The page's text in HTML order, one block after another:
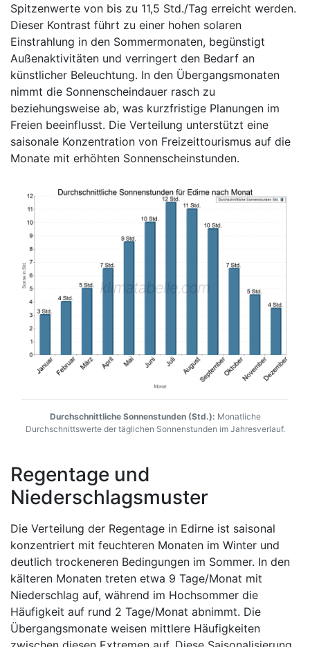
Spitzenwerte von bis zu 11,5 Std./Tag erreicht werden.
Dieser Kontrast führt zu einer hohen solaren
Einstrahlung in den Sommermonaten, begünstigt
Außenaktivitäten und verringert den Bedarf an
künstlicher Beleuchtung. In den Übergangsmonaten
nimmt die Sonnenscheindauer rasch zu
beziehungsweise ab, was kurzfristige Planungen im
Freien beeinflusst. Die Verteilung unterstützt eine
saisonale Konzentration von Freizeittourismus auf die
Monate mit erhöhten Sonnenscheinstunden.
Durchschnittliche Sonnenstunden (Std.): Monatliche
Durchschnittswerte der täglichen Sonnenstunden im Jahresverlauf.
Regentage und
Niederschlagsmuster
Die Verteilung der Regentage in Edirne ist saisonal
konzentriert mit feuchteren Monaten im Winter und
deutlich trockeneren Bedingungen im Sommer. In den
kälteren Monaten treten etwa 9 Tage/Monat mit
Niederschlag auf, während im Hochsommer die
Häufigkeit auf rund 2 Tage/Monat abnimmt. Die
Übergangsmonate weisen mittlere Häufigkeiten